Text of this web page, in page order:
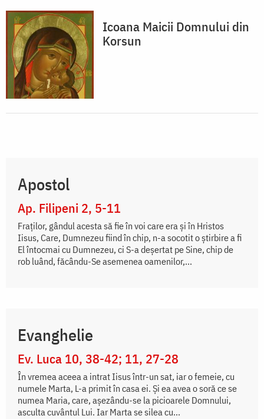
Icoana Maicii Domnului din
Korsun
Apostol
Ap. Filipeni 2, 5-11
Fraților, gândul acesta să fie în voi care era și în Hristos
Iisus, Care, Dumnezeu fiind în chip, n-a socotit o știrbire a fi
El întocmai cu Dumnezeu, ci S-a deșertat pe Sine, chip de
rob luând, făcându-Se asemenea oamenilor,...
Evanghelie
Ev. Luca 10, 38-42; 11, 27-28
În vremea aceea a intrat Iisus într-un sat, iar o femeie, cu
numele Marta, L-a primit în casa ei. Și ea avea o soră ce se
numea Maria, care, așezându-se la picioarele Domnului,
asculta cuvântul Lui. Iar Marta se silea cu...